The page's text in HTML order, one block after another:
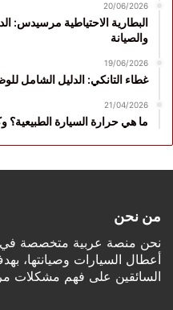
20/06/2026
البطارية الاحتياطية مرسيدس:
والصيانة
19/06/2026
غطاء التانكي: الدليل الشامل
21/04/2026
ما هي حرارة السيارة
من نحن
نحن منصة عربية متخصصة
أعطال السيارات وصيانتها،
السائقين على فهم مشكلات